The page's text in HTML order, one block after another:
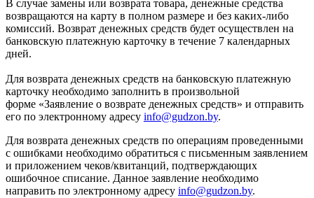
В случае замены или возврата товара, денежные средства
возвращаются на карту в полном размере и без каких-либо
комиссий. Возврат денежных средств будет осуществлен на
банковскую платежную карточку в течение 7 календарных
дней.
Для возврата денежных средств на банковскую платежную
карточку необходимо заполнить в произвольной
форме «Заявление о возврате денежных средств» и отправить
его по электронному адресу info@gudzon.by.
Для возврата денежных средств по операциям проведенными
с ошибками необходимо обратиться с письменным заявлением
и приложением чеков/квитанций, подтверждающих
ошибочное списание. Данное заявление необходимо
направить по электронному адресу info@gudzon.by.